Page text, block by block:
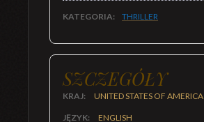
KATEGORIA: THRILLER
SZCZEGÓŁY
KRAJ: UNITED STATES OF AMERICA
JĘZYK: ENGLISH